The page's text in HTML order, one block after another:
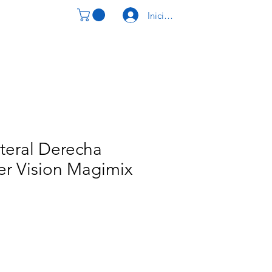
Iniciar Sesión
Derecha
Vision Magimix